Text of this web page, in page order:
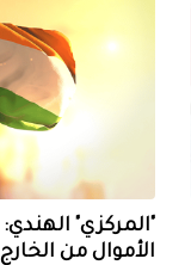
الأموال من الخارج